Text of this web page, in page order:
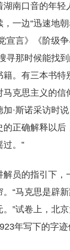
南口音的年轻
一边“迅速地
宣言》《阶级
那时候能找到
籍。有三本书特
克思主义的信
·斯诺采访时
正确解释以后
过。”
员的指引下，
“马克思是辟
”试卷上，北
年写下的字迹